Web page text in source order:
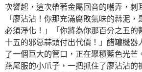
次響起，這次帶著金屬回音的嘲弄，刺
「廖沾沾！你那充滿腐敗氣味的蒜泥，
必須淨化！」「你將為你那百分之五的
十五的邪惡蒜頭付出代價！」醋罐機器
了一個巨大的管口，正在聚積藍色光芒
燕尾服的小爪子，一把抓住了廖沾沾的